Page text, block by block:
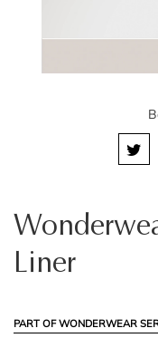
Liner
PART OF WONDERWEAR